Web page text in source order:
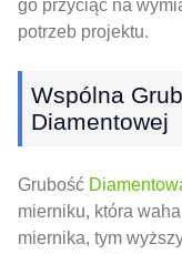
go przyciąć na
potrzeb projektu.
Wspólna
Diamentowej
Grubość
mierniku, która
miernika, tym